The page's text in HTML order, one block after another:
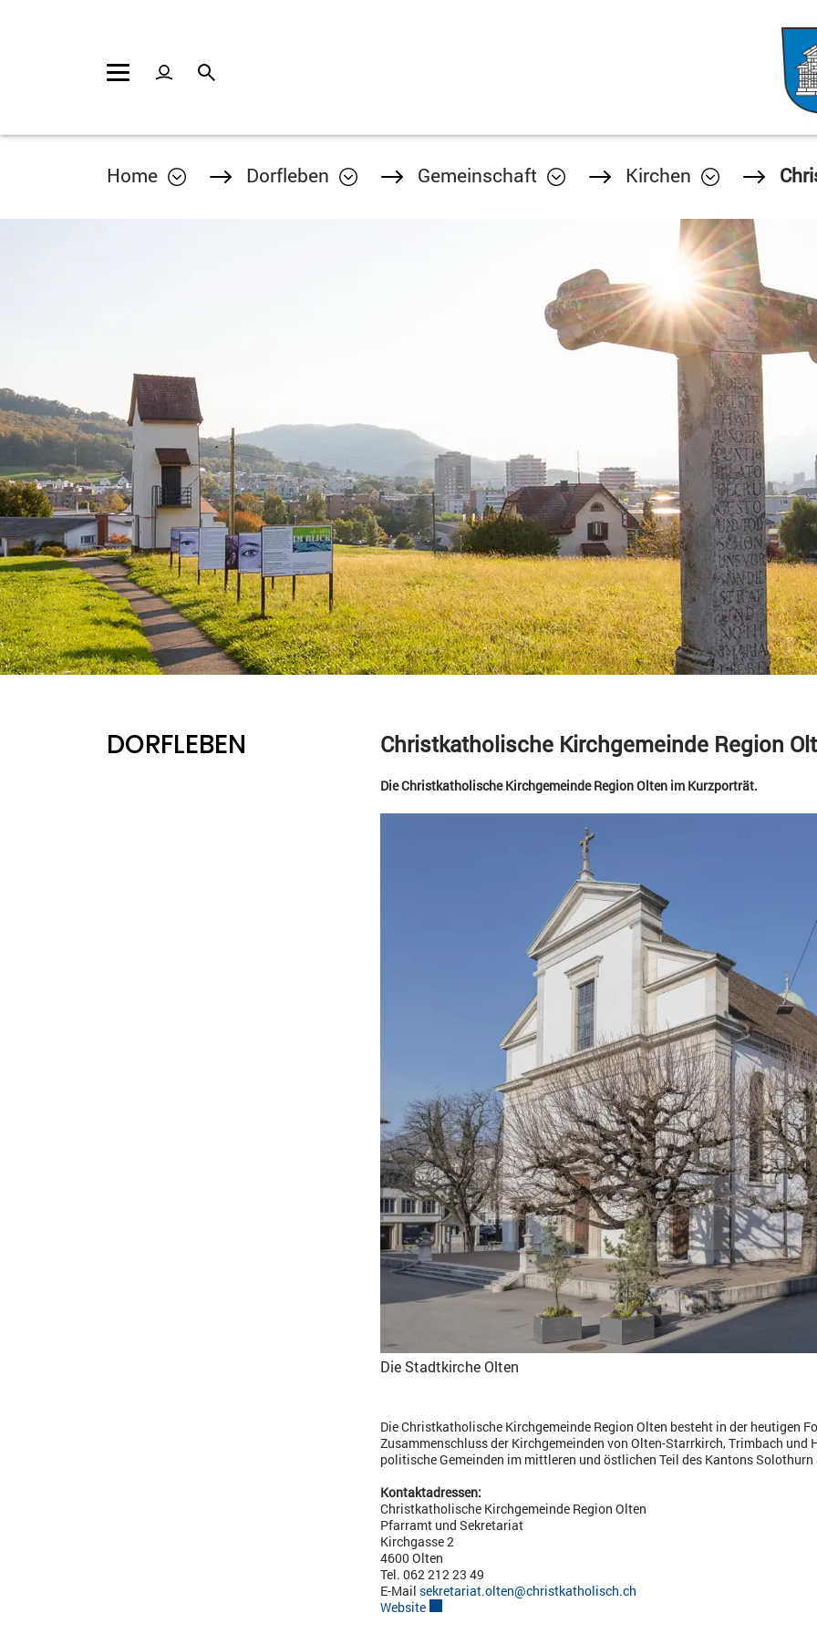
Home Dorfleben Gemeinschaft Kirchen
DORFLEBEN Christkatholische Kirchgemeinde Region
Die Christkatholische Kirchgemeinde Region Olten im Kurzporträt.
Die Stadtkirche Olten
Die Christkatholische Kirchgemeinde Region Olten besteht in der heutigen
Zusammenschluss der Kirchgemeinden von Olten-Starrkirch, Trimbach und
politische Gemeinden im mittleren und östlichen Teil des Kantons Solothurn
Kontaktadressen:
Christkatholische Kirchgemeinde Region Olten
Pfarramt und Sekretariat
Kirchgasse 2
4600 Olten
Tel. 062 212 23 49
E-Mail sekretariat.olten@christkatholisch.ch
Website